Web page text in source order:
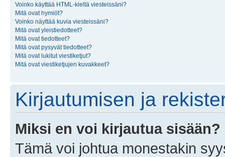
Voinko käyttää HTML-kieltä viesteissäni?
Mitä ovat hymiöt?
Voinko näyttää kuvia viesteissäni?
Mitä ovat yleistiedotteet?
Mitä ovat tiedotteet?
Mitä ovat pysyvät tiedotteet?
Mitä ovat lukitut viestiketjut?
Mitä ovat viestiketjujen kuvakkeet?
Kirjautumisen ja
Miksi en voi kirjautua sisään?
Tämä voi johtua monestakin